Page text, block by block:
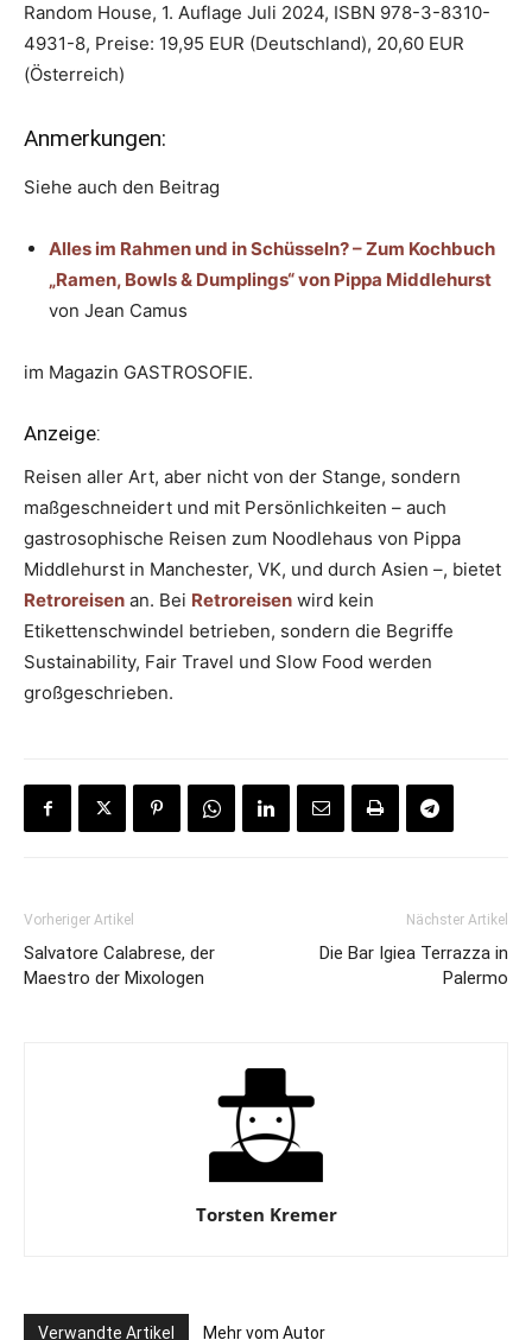
Random House, 1. Auflage Juli 2024, ISBN 978-3-8310-
4931-8, Preise: 19,95 EUR (Deutschland), 20,60 EUR
(Österreich)
Anmerkungen:
Siehe auch den Beitrag
Alles im Rahmen und in Schüsseln? – Zum Kochbuch
„Ramen, Bowls & Dumplings“ von Pippa Middlehurst
von Jean Camus
im Magazin GASTROSOFIE.
Anzeige:
Reisen aller Art, aber nicht von der Stange, sondern
maßgeschneidert und mit Persönlichkeiten – auch
gastrosophische Reisen zum Noodlehaus von Pippa
Middlehurst in Manchester, VK, und durch Asien –, bietet
Retroreisen an. Bei Retroreisen wird kein
Etikettenschwindel betrieben, sondern die Begriffe
Sustainability, Fair Travel und Slow Food werden
großgeschrieben.
Vorheriger Artikel
Salvatore Calabrese, der
Maestro der Mixologen
Nächster Artikel
Die Bar Igiea Terrazza in
Palermo
Torsten Kremer
Verwandte Artikel Mehr vom Autor